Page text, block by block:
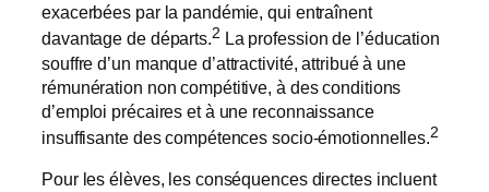
exacerbées par la pandémie, qui entraînent
davantage de départs.2 La profession de l’éducation
souffre d’un manque d’attractivité, attribué à une
rémunération non compétitive, à des conditions
d’emploi précaires et à une reconnaissance
insuffisante des compétences socio-émotionnelles.2
Pour les élèves, les conséquences directes incluent